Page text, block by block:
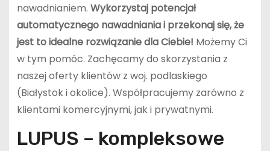
nawadnianiem. Wykorzystaj potencjał
automatycznego nawadniania i przekonaj się, że
jest to idealne rozwiązanie dla Ciebie! Możemy Ci
w tym pomóc. Zachęcamy do skorzystania z
naszej oferty klientów z woj. podlaskiego
(Białystok i okolice). Współpracujemy zarówno z
klientami komercyjnymi, jak i prywatnymi.
LUPUS – kompleksowe